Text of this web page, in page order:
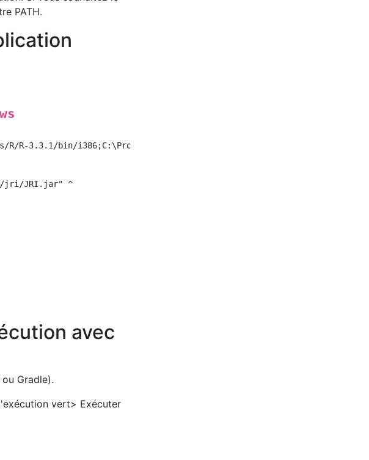
PATH.
R/R-3.3.1/bin/i386;C:\Program Files\R\R-3.3.1\library\rJava\jri\i386
jri/JRI.jar" ^
avec
Gradle).
vert> Exécuter